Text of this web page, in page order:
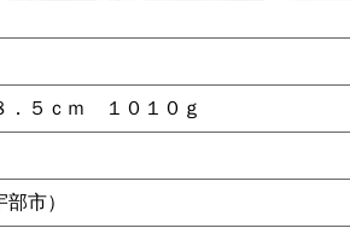
５ｃｍ １０１０ｇ
市）